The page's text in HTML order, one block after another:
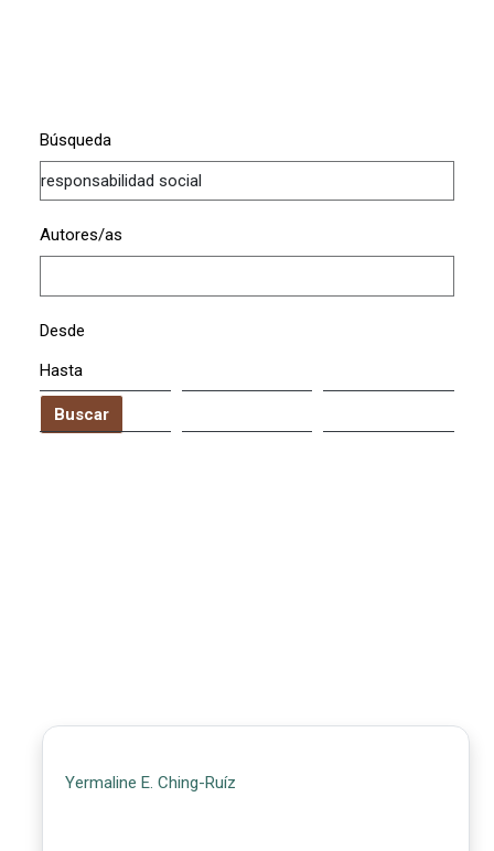
Búsqueda
Autores/as
Desde
Hasta
Buscar
Yermaline E. Ching-Ruíz